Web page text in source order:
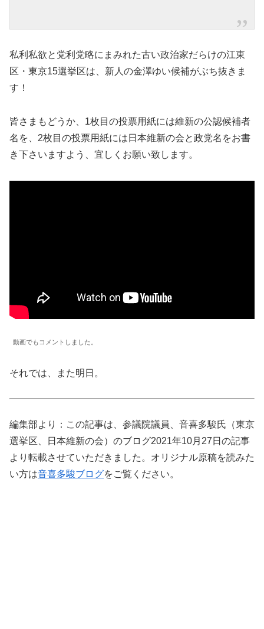
私利私欲と党利党略にまみれた古い政治家だらけの江東
区・東京15選挙区は、新人の金澤ゆい候補がぶち抜きま
す！
皆さまもどうか、1枚目の投票用紙には維新の公認候補者
名を、2枚目の投票用紙には日本維新の会と政党名をお書
き下さいますよう、宜しくお願い致します。
動画でもコメントしました。
それでは、また明日。
編集部より：この記事は、参議院議員、音喜多駿氏（東京
選挙区、日本維新の会）のブログ2021年10月27日の記事
より転載させていただきました。オリジナル原稿を読みた
い方は音喜多駿ブログをご覧ください。